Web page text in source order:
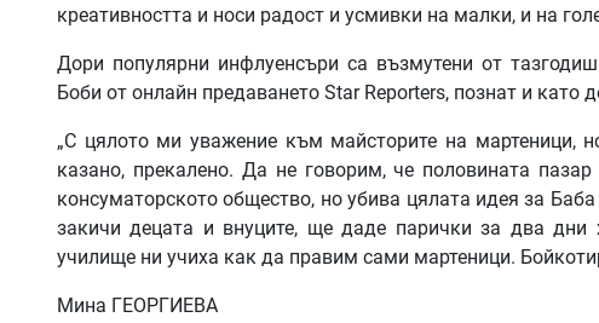
креативността и носи радост и усмивки на малки, и на
Дори популярни инфлуенсъри са възмутени от
Боби от онлайн предаването Star Reporters, познат и като
„С цялото ми уважение към майсторите на мартеници,
казано, прекалено. Да не говорим, че половината
консуматорското общество, но убива цялата идея за
закичи децата и внуците, ще даде парички за два дни
училище ни учиха как да правим сами мартеници.
Мина ГЕОРГИЕВА